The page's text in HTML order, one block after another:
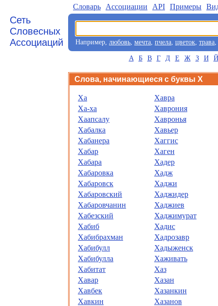
Сеть
Словесных
Ассоциаций
Словарь Aссоциации API Примеры
Например, любовь, мечта, пчела, цветок, трава,
А Б В Г Д Е Ж З И Й
Слова, начинающиеся с буквы Х
Ха
Ха-ха
Хаапсалу
Хабалка
Хабанера
Хабар
Хабара
Хабаровка
Хабаровск
Хабаровский
Хабаровчанин
Хабезский
Хабиб
Хабибрахман
Хабибулл
Хабибулла
Хабитат
Хавар
Хавбек
Хавкин
Хавра
Хаврония
Хавронья
Хавьер
Хаггис
Хаген
Хадер
Хадж
Хаджи
Хаджидер
Хаджиев
Хаджимурат
Хадис
Хадрозавр
Хадыженск
Хаживать
Хаз
Хазан
Хазанкин
Хазанов